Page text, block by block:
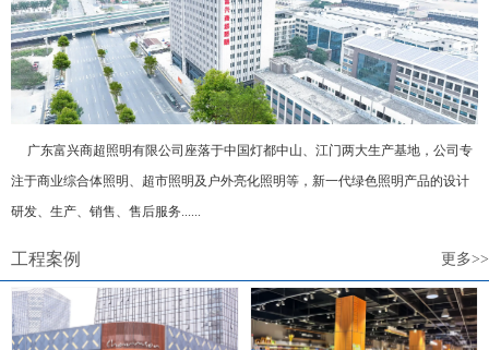
广东富兴商超照明有限公司座落于中国灯都中山、江门两大生产基地，公司专
注于商业综合体照明、超市照明及户外亮化照明等，新一代绿色照明产品的设计
研发、生产、销售、售后服务......
工程案例 更多>>